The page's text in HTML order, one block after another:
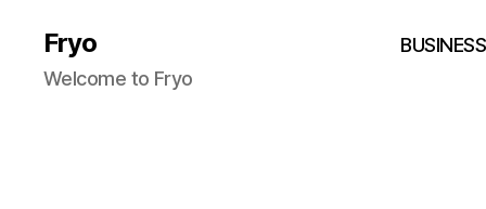
Fryo
Welcome to Fryo
BUSINESS